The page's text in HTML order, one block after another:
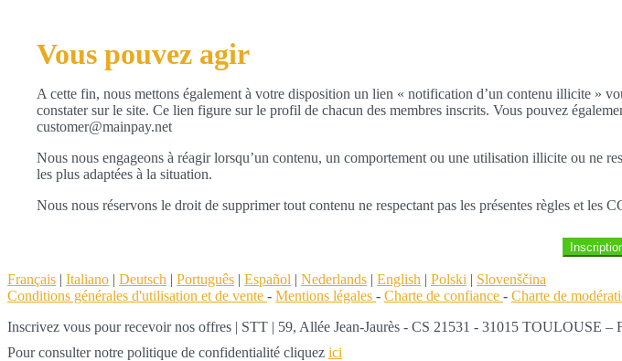
Vous pouvez agir
A cette fin, nous mettons également à votre disposition un lien « notification d’un contenu illicite »
constater sur le site. Ce lien figure sur le profil de chacun des membres inscrits. Vous pouvez
customer@mainpay.net
Nous nous engageons à réagir lorsqu’un contenu, un comportement ou une utilisation illicite ou ne
les plus adaptées à la situation.
Nous nous réservons le droit de supprimer tout contenu ne respectant pas les présentes règles et les
Français | Italiano | Deutsch | Português | Español | Nederlands | English | Polski | Slovenščina
Conditions générales d'utilisation et de vente - Mentions légales - Charte de confiance - Charte de
Inscrivez vous pour recevoir nos offres | STT | 59, Allée Jean-Jaurès - CS 21531 - 31015 TOULOUSE –
Pour consulter notre politique de confidentialité cliquez ici